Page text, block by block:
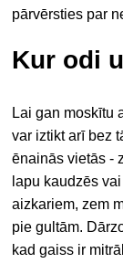
pārvērsties par
Kur odi
Lai gan moskītu
var iztikt arī bez
ēnainās vietās -
lapu kaudzēs
aizkariem, zem
pie gultām.
kad gaiss ir